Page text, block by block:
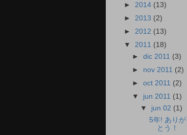
► 2014 (13)
► 2013 (2)
► 2012 (13)
▼ 2011 (18)
►dic 2011 (3)
► nov 2011 (2)
►oct 2011 (2)
▼ jun 2011 (1)
▼ jun 02 (1)
5年! ありが
とう！